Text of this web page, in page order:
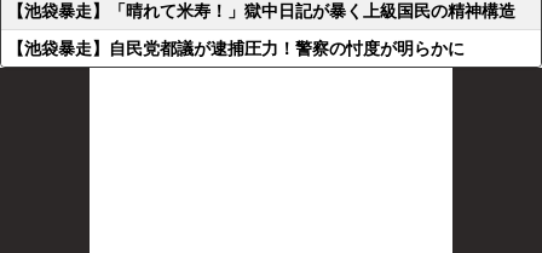
【池袋暴走】「晴れて米寿！」獄中日記が暴く上級国民の精神構造
【池袋暴走】自民党都議が逮捕圧力！警察の忖度が明らかに